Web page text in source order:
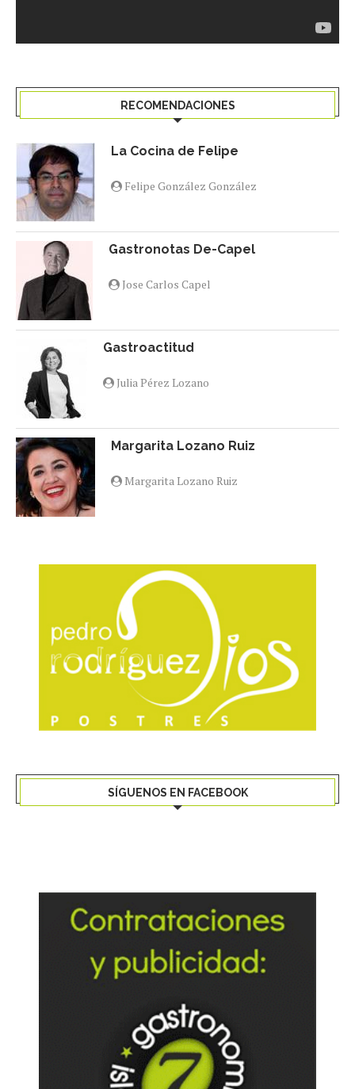
RECOMENDACIONES
La Cocina de Felipe
Felipe González González
Gastronotas De-Capel
Jose Carlos Capel
Gastroactitud
Julia Pérez Lozano
Margarita Lozano Ruiz
Margarita Lozano Ruiz
SÍGUENOS EN FACEBOOK